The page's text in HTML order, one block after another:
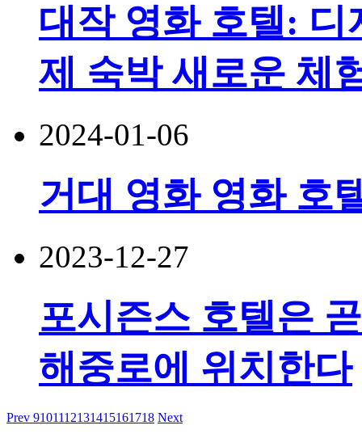
대작 영화 호텔: 디
제 숙박 새로운 체
2024-01-06
거대 영화 영화 호
2023-12-27
포시즌스 호텔은
해중로에 위치한다
Prev 9101112131415161718 Next